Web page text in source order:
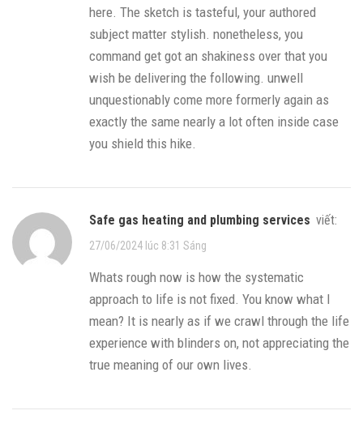
here. The sketch is tasteful, your authored
subject matter stylish. nonetheless, you
command get got an shakiness over that you
wish be delivering the following. unwell
unquestionably come more formerly again as
exactly the same nearly a lot often inside case
you shield this hike.
safe gas heating and plumbing services viết:
27/06/2024 lúc 8:31 Sáng
Whats rough now is how the systematic
approach to life is not fixed. You know what I
mean? It is nearly as if we crawl through the life
experience with blinders on, not appreciating the
true meaning of our own lives.